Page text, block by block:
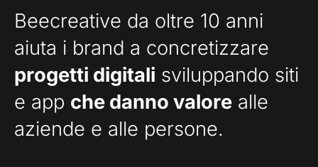
Beecreative da oltre 10 anni
aiuta i brand a concretizzare
progetti digitali sviluppando siti
e app che danno valore alle
aziende e alle persone.